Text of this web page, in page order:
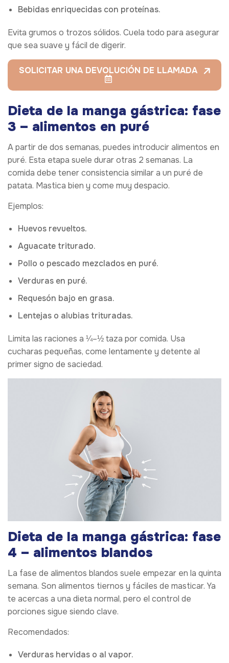
Bebidas enriquecidas con proteínas.
Evita grumos o trozos sólidos. Cuela todo para asegurar
que sea suave y fácil de digerir.
SOLICITAR UNA DEVOLUCIÓN DE LLAMADA
Dieta de la manga gástrica: fase
3 – alimentos en puré
A partir de dos semanas, puedes introducir alimentos en
puré. Esta etapa suele durar otras 2 semanas. La
comida debe tener consistencia similar a un puré de
patata. Mastica bien y come muy despacio.
Ejemplos:
Huevos revueltos.
Aguacate triturado.
Pollo o pescado mezclados en puré.
Verduras en puré.
Requesón bajo en grasa.
Lentejas o alubias trituradas.
Limita las raciones a ¼–½ taza por comida. Usa
cucharas pequeñas, come lentamente y detente al
primer signo de saciedad.
Dieta de la manga gástrica: fase
4 – alimentos blandos
La fase de alimentos blandos suele empezar en la quinta
semana. Son alimentos tiernos y fáciles de masticar. Ya
te acercas a una dieta normal, pero el control de
porciones sigue siendo clave.
Recomendados:
Verduras hervidas o al vapor.